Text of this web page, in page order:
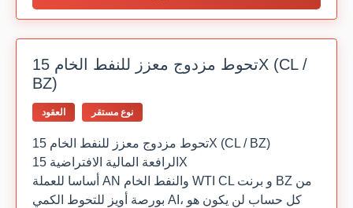
تحوط مزدوج معزز للنفط الخام 15X (CL /
BZ)
العقود نوع مستقر
تحوط مزدوج معزز للنفط الخام 15X (CL / BZ)
الرافعة المالية الافتراضية 15X
أساسا للعملة AN والنفط الخام WTI CL و برنت BZ من
بورصة أويز للتحوط الكمي AI، كل حساب لن يكون هو